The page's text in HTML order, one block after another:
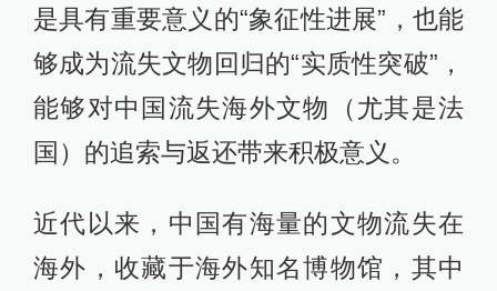
是具有重要意义的“象征性进展”，也能
够成为流失文物回归的“实质性突破”，
能够对中国流失海外文物（尤其是法
国）的追索与返还带来积极意义。
近代以来，中国有海量的文物流失在
海外，收藏于海外知名博物馆，其中